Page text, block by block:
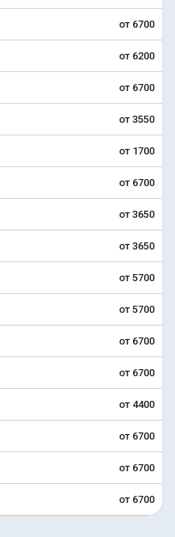
от 6700
от 6200
от 6700
от 3550
от 1700
от 6700
от 3650
от 3650
от 5700
от 5700
от 6700
от 6700
от 4400
от 6700
от 6700
от 6700